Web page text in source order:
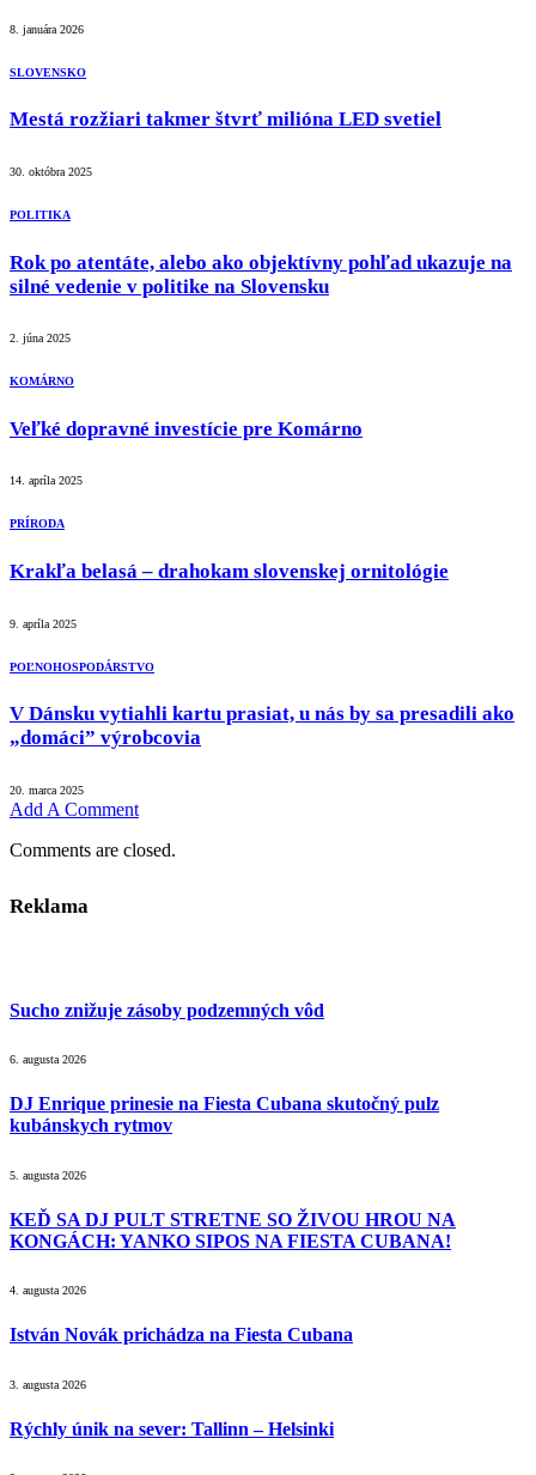
8. januára 2026
SLOVENSKO
Mestá rozžiari takmer štvrť milióna LED svetiel
30. októbra 2025
POLITIKA
Rok po atentáte, alebo ako objektívny pohľad ukazuje na
silné vedenie v politike na Slovensku
2. júna 2025
KOMÁRNO
Veľké dopravné investície pre Komárno
14. apríla 2025
PRÍRODA
Krakľa belasá – drahokam slovenskej ornitológie
9. apríla 2025
POĽNOHOSPODÁRSTVO
V Dánsku vytiahli kartu prasiat, u nás by sa presadili ako
„domáci” výrobcovia
20. marca 2025
Add A Comment
Comments are closed.
Reklama
Sucho znižuje zásoby podzemných vôd
6. augusta 2026
DJ Enrique prinesie na Fiesta Cubana skutočný pulz
kubánskych rytmov
5. augusta 2026
KEĎ SA DJ PULT STRETNE SO ŽIVOU HROU NA
KONGÁCH: YANKO SIPOS NA FIESTA CUBANA!
4. augusta 2026
István Novák prichádza na Fiesta Cubana
3. augusta 2026
Rýchly únik na sever: Tallinn – Helsinki